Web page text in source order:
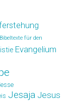
Bibeltexte für den
Evangelium
Jesaja Jesus